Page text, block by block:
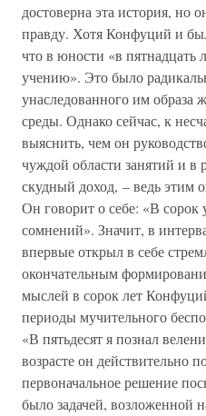
достоверна эта история, но
правду. Хотя Конфуций и
что в юности «в пятнадцать
учению». Это было
унаследованного им
среды. Однако сейчас, к
выяснить, чем он
чуждой области занятий и в
скудный доход, – ведь этим
Он говорит о себе: «В сорок
сомнений». Значит, в
впервые открыл в себе
окончательным
мыслей в сорок лет
периоды мучительного
«В пятьдесят я познал
возрасте он действительно
первоначальное решение
было задачей, возложенной